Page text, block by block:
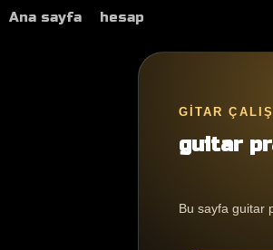
Ana sayfa hesap
GITAR
guitar
Bu sayfa guitar